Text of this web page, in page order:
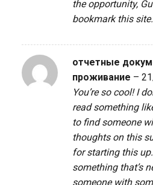
the opportunity,
bookmark this site.
отчетные
проживание –
You’re so cool! I
read something
to find someone
thoughts on this
for starting this
something that’s
someone with